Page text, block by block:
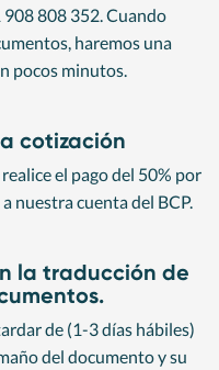
808 352. Cuando
haremos una
pocos minutos.
cotización
el pago del 50% por
nuestra cuenta del BCP.
la traducción de
de (1-3 días hábiles)
del documento y su